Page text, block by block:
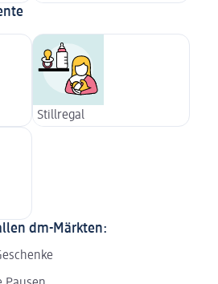
Stillregal
dm-Märkten: